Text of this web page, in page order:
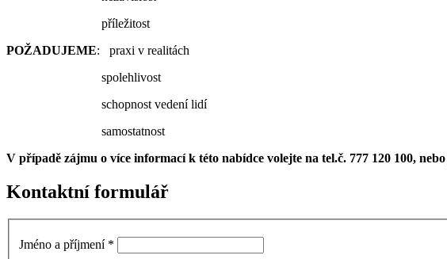
příležitost
POŽADUJEME: praxi v realitách
spolehlivost
schopnost vedení lidí
samostatnost
V případě zájmu o více informací k této nabídce volejte na tel.č. 777 120 100,
Kontaktní formulář
Jméno a příjmení *